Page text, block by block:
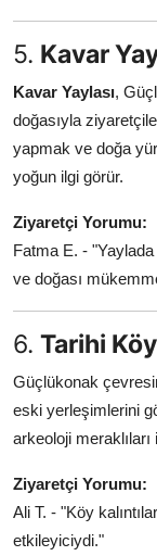
5. Kavar
Kavar Yaylası,
doğasıyla
yapmak ve doğa
yoğun ilgi görür.
Ziyaretçi Yorumu:
Fatma E. -
ve doğası
6. Tarihi Köy
Güçlükonak
eski yerleşimlerini
arkeoloji
Ziyaretçi Yorumu:
Ali T. - "Köy
etkileyiciydi."